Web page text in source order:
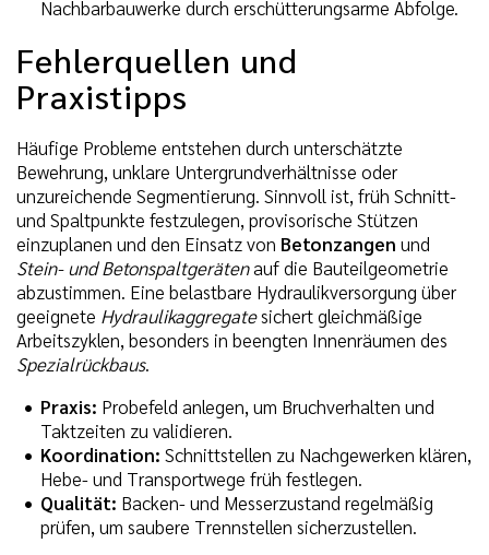
Nachbarbauwerke durch erschütterungsarme Abfolge.
Fehlerquellen und
Praxistipps
Häufige Probleme entstehen durch unterschätzte
Bewehrung, unklare Untergrundverhältnisse oder
unzureichende Segmentierung. Sinnvoll ist, früh Schnitt-
und Spaltpunkte festzulegen, provisorische Stützen
einzuplanen und den Einsatz von Betonzangen und
Stein- und Betonspaltgerätenauf die Bauteilgeometrie
abzustimmen. Eine belastbare Hydraulikversorgung über
geeignete Hydraulikaggregatesichert gleichmäßige
Arbeitszyklen, besonders in beengten Innenräumen des
Spezialrückbaus.
Praxis: Probefeld anlegen, um Bruchverhalten und
Taktzeiten zu validieren.
Koordination: Schnittstellen zu Nachgewerken klären,
Hebe- und Transportwege früh festlegen.
Qualität: Backen- und Messerzustand regelmäßig
prüfen, um saubere Trennstellen sicherzustellen.